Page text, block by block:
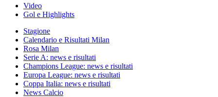
Video
Gol e Highlights
Stagione
Calendario e Risultati Milan
Rosa Milan
Serie A: news e risultati
Champions League: news e risultati
Europa League: news e risultati
Coppa Italia: news e risultati
News Calcio